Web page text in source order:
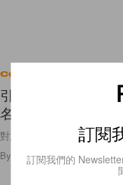
Celebrities
引起熱議：韓韶禧
名》拍攝中途才被
對於也有看這部韓劇的觀眾
By Amber Ku/2021年10月23日
訂閱
訂閱我們的